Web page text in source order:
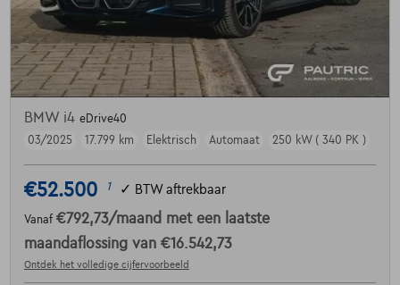
BMW i4 eDrive40
03/2025
17.799 km Elektrisch Automaat 250 kW ( 340 PK )
€52.500 1 ✓ BTW aftrekbaar
Vanaf €792,73/maand met een laatste
maandaflossing van €16.542,73
Ontdek het volledige cijfervoorbeeld